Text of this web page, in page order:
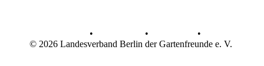
• •
•
© 2026 Landesverband Berlin der Gartenfreunde e. V.